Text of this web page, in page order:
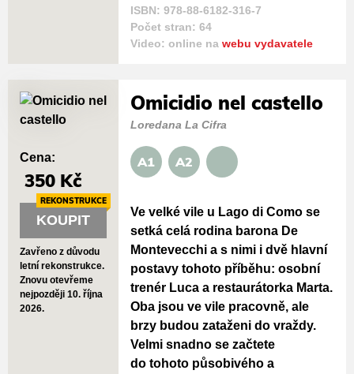
ISBN: 978-88-6182-316-7
Počet stran: 64
Video: online na webu vydavatele
Omicidio nel castello
Loredana La Cifra
A1 A2
Ve velké vile u Lago di Como se
setká celá rodina barona De
Montevecchi a s nimi i dvě hlavní
postavy tohoto příběhu: osobní
trenér Luca a restaurátorka Marta.
Oba jsou ve vile pracovně, ale
brzy budou zataženi do vraždy.
Velmi snadno se začtete
do tohoto působivého a
Cena:
350 Kč
KOUPIT
REKONSTRUKCE
Zavřeno z důvodu
letní rekonstrukce.
Znovu otevřeme
nejpozději 10. října
2026.